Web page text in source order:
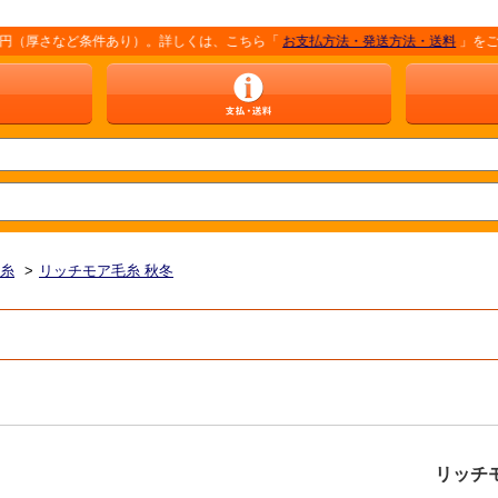
条件あり）。詳しくは、こちら「お支払方法・発送方法・送料」をご覧くださ
> リッチモア毛糸 秋冬
リッチ